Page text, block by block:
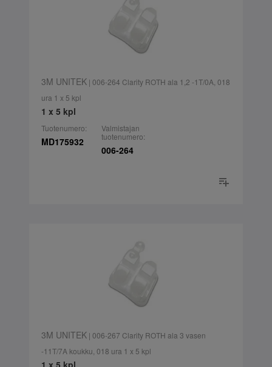
3M UNITEK| 006-264 Clarity ROTH ala 1,2 -1T/0A, 018
ura 1 x 5 kpl
1 x 5 kpl
Tuotenumero:
MD175932
Valmistajan
tuotenumero:
006-264
3M UNITEK| 006-267 Clarity ROTH ala 3 vasen
-11T/7A koukku, 018 ura 1 x 5 kpl
1 x 5 kpl